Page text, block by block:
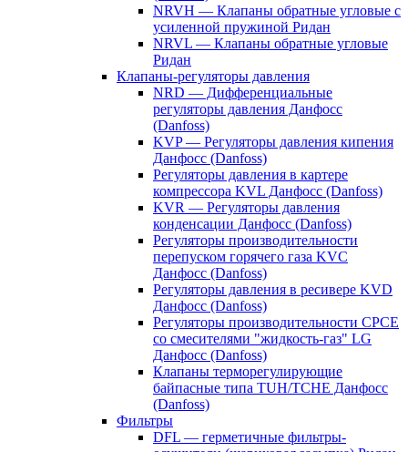
NRVH — Клапаны обратные угловые с
усиленной пружиной Ридан
NRVL — Клапаны обратные угловые
Ридан
Клапаны-регуляторы давления
NRD — Дифференциальные
регуляторы давления Данфосс
(Danfoss)
KVP — Регуляторы давления кипения
Данфосс (Danfoss)
Регуляторы давления в картере
компрессора KVL Данфосс (Danfoss)
KVR — Регуляторы давления
конденсации Данфосс (Danfoss)
Регуляторы производительности
перепуском горячего газа KVC
Данфосс (Danfoss)
Регуляторы давления в ресивере KVD
Данфосс (Danfoss)
Регуляторы производительности CPCE
со смесителями "жидкость-газ" LG
Данфосс (Danfoss)
Клапаны терморегулирующие
байпасные типа TUH/TCHE Данфосс
(Danfoss)
Фильтры
DFL — герметичные фильтры-